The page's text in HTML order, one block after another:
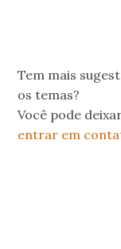
Tem mais
os temas?
Você pode
entrar em